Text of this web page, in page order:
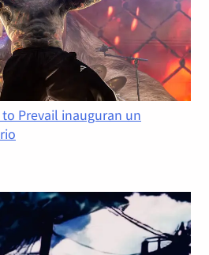
Prevail inauguran un